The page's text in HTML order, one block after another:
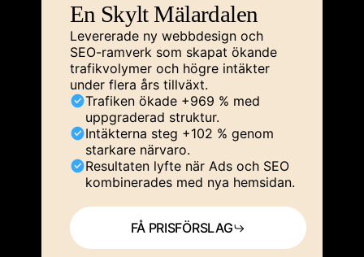
En Skylt Mälardalen
Levererade ny webbdesign och
SEO-ramverk som skapat ökande
trafikvolymer och högre intäkter
under flera års tillväxt.
Trafiken ökade +969 % med
uppgraderad struktur.
Intäkterna steg +102 % genom
starkare närvaro.
Resultaten lyfte när Ads och SEO
kombinerades med nya hemsidan.
FÅ PRISFÖRSLAG